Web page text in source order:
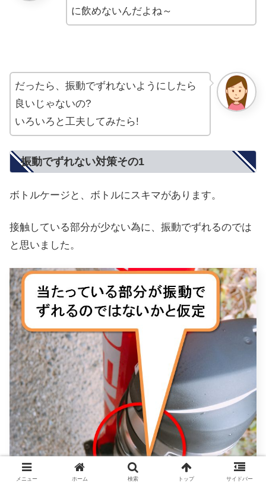
に飲めないんだよね～
だったら、振動でずれないようにしたら
良いじゃないの?
いろいろと工夫してみたら!
振動でずれない対策その1
ボトルケージと、ボトルにスキマがあります。
接触している部分が少ない為に、振動でずれるのでは
と思いました。
メニュー ホーム 検索 トップ サイドバー